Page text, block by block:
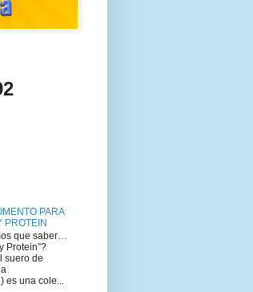
PARA
PROTEIN
que saber…
Protein”?
suero de
es una cole...